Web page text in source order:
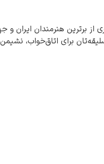
از برترین هنرمندان
برای اتاق‌خواب،